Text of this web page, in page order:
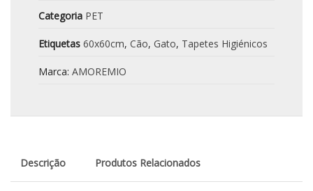
Categoria PET
Etiquetas 60x60cm, Cão, Gato, Tapetes Higiénicos
Marca: AMOREMIO
Descrição Produtos Relacionados